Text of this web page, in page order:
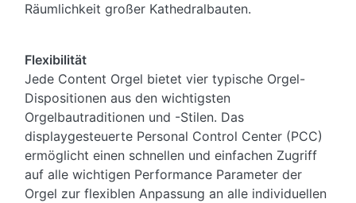
Räumlichkeit großer Kathedralbauten.
Flexibilität
Jede Content Orgel bietet vier typische Orgel-
Dispositionen aus den wichtigsten
Orgelbautraditionen und -Stilen. Das
displaygesteuerte Personal Control Center (PCC)
ermöglicht einen schnellen und einfachen Zugriff
auf alle wichtigen Performance Parameter der
Orgel zur flexiblen Anpassung an alle individuellen